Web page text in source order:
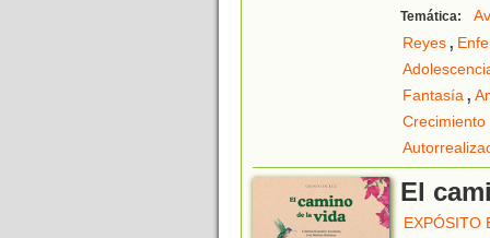
Temática:
Reyes,
Fantasía,
Crecimiento
El
EXPÓSITO